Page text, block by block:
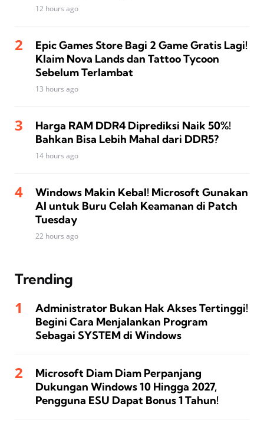
12 hours ago
Epic Games Store Bagi 2 Game Gratis Lagi!
Klaim Nova Lands dan Tattoo Tycoon
Sebelum Terlambat
13 hours ago
Harga RAM DDR4 Diprediksi Naik 50%!
Bahkan Bisa Lebih Mahal dari DDR5?
14 hours ago
Windows Makin Kebal! Microsoft Gunakan
AI untuk Buru Celah Keamanan di Patch
Tuesday
22 hours ago
Trending
Administrator Bukan Hak Akses Tertinggi!
Begini Cara Menjalankan Program
Sebagai SYSTEM di Windows
Microsoft Diam Diam Perpanjang
Dukungan Windows 10 Hingga 2027,
Pengguna ESU Dapat Bonus 1 Tahun!